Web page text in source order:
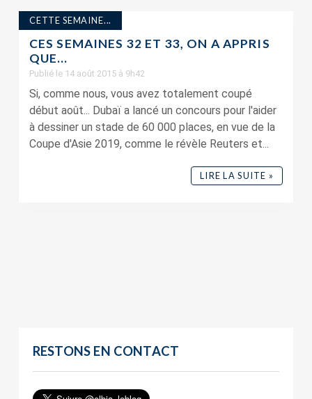
CETTE SEMAINE...
CES SEMAINES 32 ET 33, ON A APPRIS
QUE…
Publié le 14 août 2015 à 9h42
Si, comme nous, vous avez totalement coupé
début août... Dubaï a lancé un concours pour l'aider
à dessiner un stade de 60 000 places, en vue de la
Coupe d'Asie 2019, comme le révèle Reuters et...
LIRE LA SUITE »
RESTONS EN CONTACT